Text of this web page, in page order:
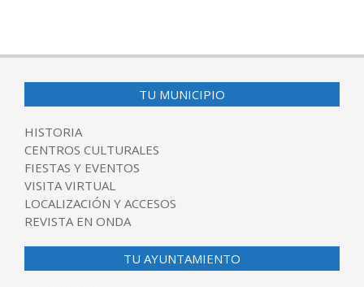
TU MUNICIPIO
HISTORIA
CENTROS CULTURALES
FIESTAS Y EVENTOS
VISITA VIRTUAL
LOCALIZACIÓN Y ACCESOS
REVISTA EN ONDA
TU AYUNTAMIENTO